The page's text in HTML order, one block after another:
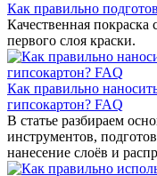
Как правильно
Качественная покраска
первого слоя краски.
Как правильно
гипсокартон? FAQ
В статье разбираем
инструментов,
нанесение слоёв и